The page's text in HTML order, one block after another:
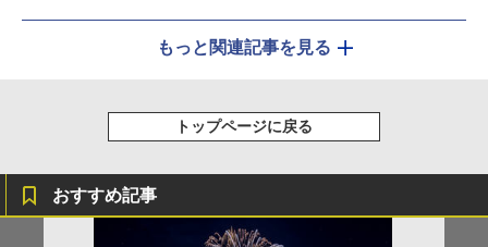
もっと関連記事を見る
トップページに戻る
おすすめ記事